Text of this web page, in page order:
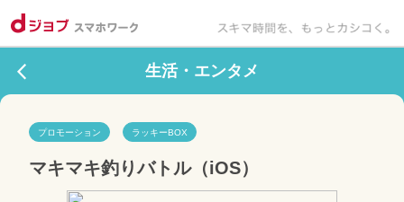
生活・エンタメ
プロモーション ラッキーBOX
マキマキ釣りバトル（iOS）